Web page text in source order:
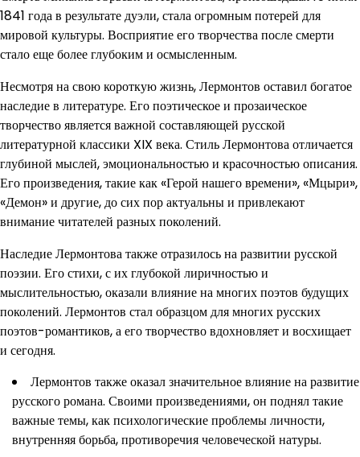
1841 года в результате дуэли, стала огромным потерей для
мировой культуры. Восприятие его творчества после смерти
стало еще более глубоким и осмысленным.
Несмотря на свою короткую жизнь, Лермонтов оставил богатое
наследие в литературе. Его поэтическое и прозаическое
творчество является важной составляющей русской
литературной классики XIX века. Стиль Лермонтова отличается
глубиной мыслей, эмоциональностью и красочностью описания.
Его произведения, такие как «Герой нашего времени», «Мцыри»,
«Демон» и другие, до сих пор актуальны и привлекают
внимание читателей разных поколений.
Наследие Лермонтова также отразилось на развитии русской
поэзии. Его стихи, с их глубокой лиричностью и
мыслительностью, оказали влияние на многих поэтов будущих
поколений. Лермонтов стал образцом для многих русских
поэтов-романтиков, а его творчество вдохновляет и восхищает
и сегодня.
Лермонтов также оказал значительное влияние на развитие
русского романа. Своими произведениями, он поднял такие
важные темы, как психологические проблемы личности,
внутренняя борьба, противоречия человеческой натуры.